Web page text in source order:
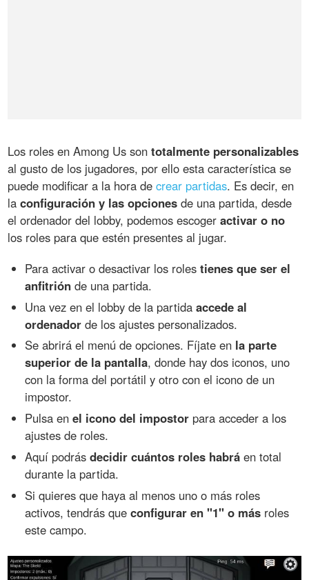
Los roles en Among Us sontotalmente personalizables
al gusto de los jugadores, por ello esta característica se
puede modificar a la hora decrear partidas. Es decir, en
laconfiguración y las opciones de una partida, desde
el ordenador del lobby, podemos escogeractivar o no
los roles para que estén presentes al jugar.
Para activar o desactivar los rolestienes que ser el
anfitrión de una partida.
Una vez en el lobby de la partidaaccede al
ordenador de los ajustes personalizados.
Se abrirá el menú de opciones. Fíjate en la parte
superior de la pantalla, donde hay dos iconos, uno
con la forma del portátil y otro con el icono de un
impostor.
Pulsa enel icono del impostor para acceder a los
ajustes de roles.
Aquí podrásdecidir cuántos roles habrá en total
durante la partida.
Si quieres que haya al menos uno o más roles
activos, tendrás queconfigurar en "1" o más roles
este campo.